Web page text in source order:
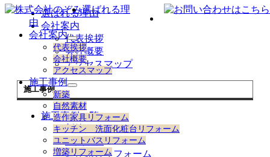
選ばれる理
由
会社案内
サ
ブ
メ
ニ
ュ
ー
を
展
開
代表挨拶
会社概要
アクセスマップ
施工事例
サ
ブ
メ
ニ
ュ
ー
を
新築
自然素材
造作家具リフォーム
キッチン 洗面化粧台リフォーム
ユニットバスリフォーム
増築リフォーム
選ばれる理由
会社案内
代表挨拶
会社概要
アクセスマップ
施工事例
施工事例一覧
新築
自然素材
造作家具リフォーム